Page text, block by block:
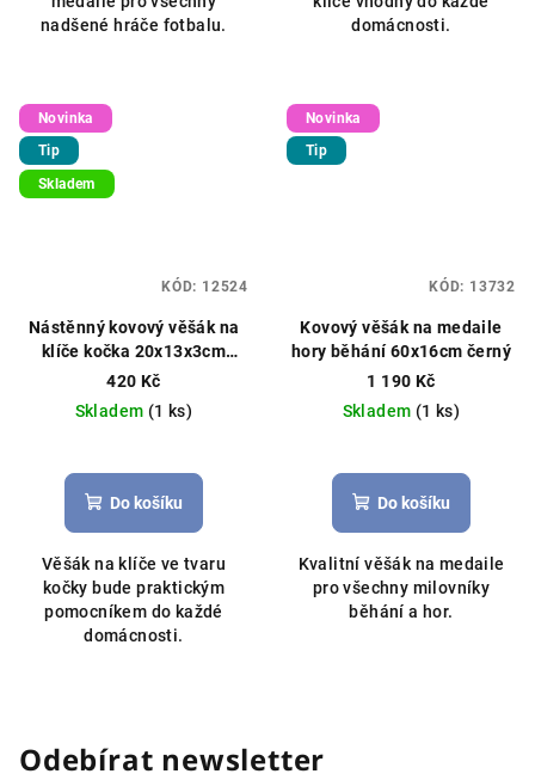
nadšené hráče fotbalu.
5
hvězdiček.
domácnosti.
Novinka
Tip
Skladem
Nástěnný kovový věšák na
klíče kočka 20x13x3cm
černý
420 Kč
Skladem (1 ks)
Do košíku
Věšák na klíče ve tvaru
kočky bude praktickým
pomocníkem do každé
domácnosti.
KÓD: 12524
Novinka
Tip
Kovový věšák na medaile
hory běhání 60x16cm černý
1 190 Kč
Skladem (1 ks)
hodnocení
produktu
z
5
hvězdiček.
Do košíku
Kvalitní věšák na medaile
pro všechny milovníky
běhání a hor.
KÓD: 13732
Odebírat newsletter